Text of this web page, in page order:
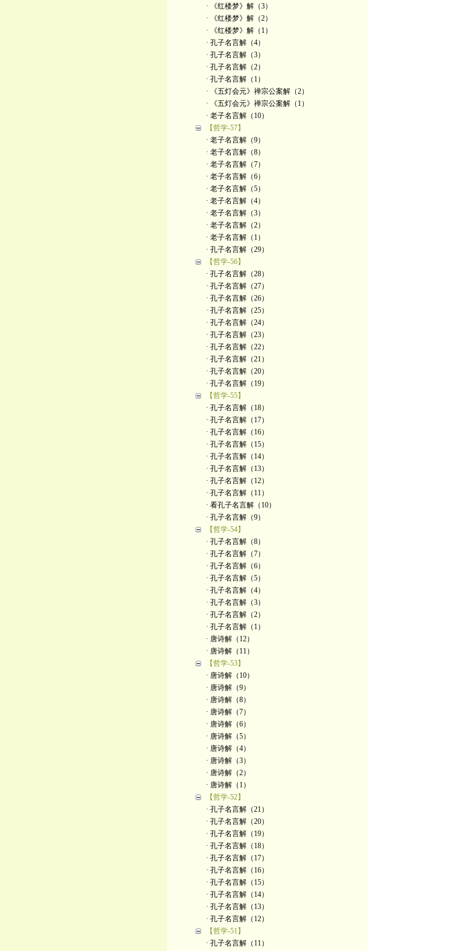
· 《红楼梦》解（3）
· 《红楼梦》解（2）
· 《红楼梦》解（1）
· 孔子名言解（4）
· 孔子名言解（3）
· 孔子名言解（2）
· 孔子名言解（1）
· 《五灯会元》禅宗公案解（2）
· 《五灯会元》禅宗公案解（1）
· 老子名言解（10）
【哲学-57】
· 老子名言解（9）
· 老子名言解（8）
· 老子名言解（7）
· 老子名言解（6）
· 老子名言解（5）
· 老子名言解（4）
· 老子名言解（3）
· 老子名言解（2）
· 老子名言解（1）
· 孔子名言解（29）
【哲学-56】
· 孔子名言解（28）
· 孔子名言解（27）
· 孔子名言解（26）
· 孔子名言解（25）
· 孔子名言解（24）
· 孔子名言解（23）
· 孔子名言解（22）
· 孔子名言解（21）
· 孔子名言解（20）
· 孔子名言解（19）
【哲学-55】
· 孔子名言解（18）
· 孔子名言解（17）
· 孔子名言解（16）
· 孔子名言解（15）
· 孔子名言解（14）
· 孔子名言解（13）
· 孔子名言解（12）
· 孔子名言解（11）
· 看孔子名言解（10）
· 孔子名言解（9）
【哲学-54】
· 孔子名言解（8）
· 孔子名言解（7）
· 孔子名言解（6）
· 孔子名言解（5）
· 孔子名言解（4）
· 孔子名言解（3）
· 孔子名言解（2）
· 孔子名言解（1）
· 唐诗解（12）
· 唐诗解（11）
【哲学-53】
· 唐诗解（10）
· 唐诗解（9）
· 唐诗解（8）
· 唐诗解（7）
· 唐诗解（6）
· 唐诗解（5）
· 唐诗解（4）
· 唐诗解（3）
· 唐诗解（2）
· 唐诗解（1）
【哲学-52】
· 孔子名言解（21）
· 孔子名言解（20）
· 孔子名言解（19）
· 孔子名言解（18）
· 孔子名言解（17）
· 孔子名言解（16）
· 孔子名言解（15）
· 孔子名言解（14）
· 孔子名言解（13）
· 孔子名言解（12）
【哲学-51】
· 孔子名言解（11）